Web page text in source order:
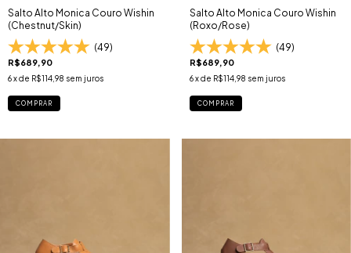
Salto Alto Monica Couro Wishin
(Chestnut/Skin)
(49)
R$689,90
6x de R$114,98 sem juros
COMPRAR
Salto Alto Monica Couro Wishin
(Roxo/Rose)
(49)
R$689,90
6 x de R$114,98 sem juros
COMPRAR